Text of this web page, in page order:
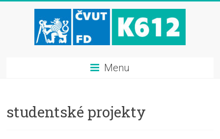
Menu
studentské projekty